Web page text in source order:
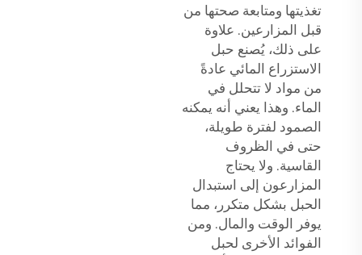
تغذيتها ومتابعة صحتها من
قبل المزارعين. علاوة
على ذلك، يُصنع حبل
الاستزراع المائي عادةً
من مواد لا تتحلل في
الماء. وهذا يعني أنه يمكنه
الصمود لفترة طويلة،
حتى في الظروف
القاسية. ولا يحتاج
المزارعون إلى استبدال
الحبل بشكل متكرر، مما
يوفر الوقت والمال. ومن
الفوائد الأخرى لحبل